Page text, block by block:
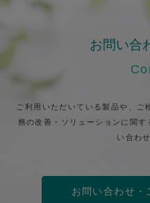
お問い合
ご利用いただいている製品や、ご
務の改善・ソリューションに関
い合わ
お問い合わせ・